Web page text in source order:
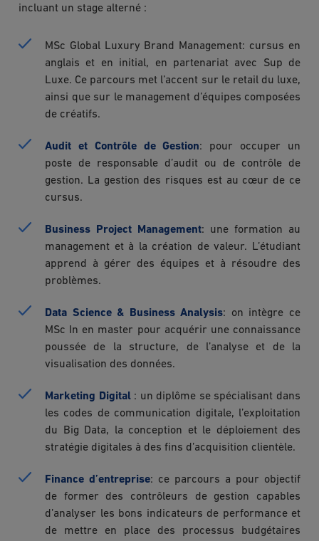
incluant un stage alterné :
MSc Global Luxury Brand Management: cursus en
anglais et en initial, en partenariat avec Sup de
Luxe. Ce parcours met l’accent sur le retail du luxe,
ainsi que sur le management d’équipes composées
de créatifs.
Audit et Contrôle de Gestion: pour occuper un
poste de responsable d’audit ou de contrôle de
gestion. La gestion des risques est au cœur de ce
cursus.
Business Project Management: une formation au
management et à la création de valeur. L’étudiant
apprend à gérer des équipes et à résoudre des
problèmes.
Data Science & Business Analysis: on intègre ce
MSc In en master pour acquérir une connaissance
poussée de la structure, de l’analyse et de la
visualisation des données.
Marketing Digital: un diplôme se spécialisant dans
les codes de communication digitale, l’exploitation
du Big Data, la conception et le déploiement des
stratégie digitales à des fins d’acquisition clientèle.
Finance d’entreprise: ce parcours a pour objectif
de former des contrôleurs de gestion capables
d’analyser les bons indicateurs de performance et
de mettre en place des processus budgétaires